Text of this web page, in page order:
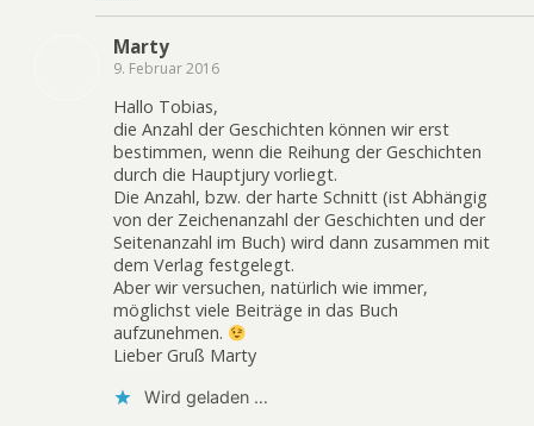
Marty
9. Februar 2016
Hallo Tobias,
die Anzahl der Geschichten können wir erst
bestimmen, wenn die Reihung der Geschichten
durch die Hauptjury vorliegt.
Die Anzahl, bzw. der harte Schnitt (ist Abhängig
von der Zeichenanzahl der Geschichten und der
Seitenanzahl im Buch) wird dann zusammen mit
dem Verlag festgelegt.
Aber wir versuchen, natürlich wie immer,
möglichst viele Beiträge in das Buch
aufzunehmen.
Lieber Gruß Marty
Wird geladen …